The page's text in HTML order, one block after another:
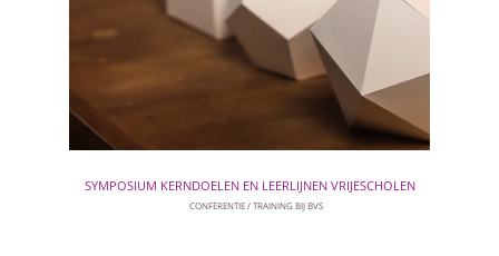
SYMPOSIUM KERNDOELEN EN LEERLIJNEN VRIJESCHOLEN
CONFERENTIE TRAINING BIJ BVS